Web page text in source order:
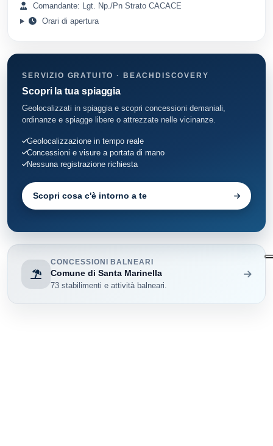
Comandante: Lgt. Np./Pn Strato CACACE
Orari di apertura
SERVIZIO GRATUITO · BEACHDISCOVERY
Scopri la tua spiaggia
Geolocalizzati in spiaggia e scopri concessioni demaniali,
ordinanze e spiagge libere o attrezzate nelle vicinanze.
Geolocalizzazione in tempo reale
Concessioni e visure a portata di mano
Nessuna registrazione richiesta
Scopri cosa c'è intorno a te
CONCESSIONI BALNEARI
Comune di Santa Marinella
73 stabilimenti e attività balneari.